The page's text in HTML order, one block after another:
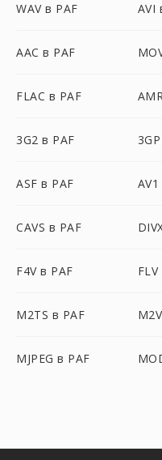
WAV в PAF AVI
AAC в PAF
FLAC в PAF
3G2 в PAF
ASF в PAF
CAVS в PAF
F4V в PAF
M2TS в PAF
MJPEG в PAF